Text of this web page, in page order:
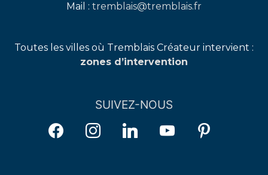
Mail : tremblais@tremblais.fr
Toutes les villes où Tremblais Créateur intervient :
zones d’intervention
SUIVEZ-NOUS
facebookinstagramlinkedin youtubepinterest